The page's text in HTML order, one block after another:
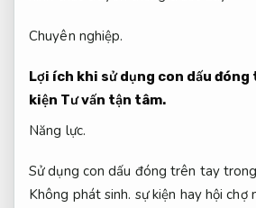
Chuyên nghiệp.
Lợi ích khi sử dụng con dấu
kiện Tư vấn tận tâm.
Năng lực.
Sử dụng con dấu đóng trên tay
Không phát sinh. sự kiện hay hội chợ